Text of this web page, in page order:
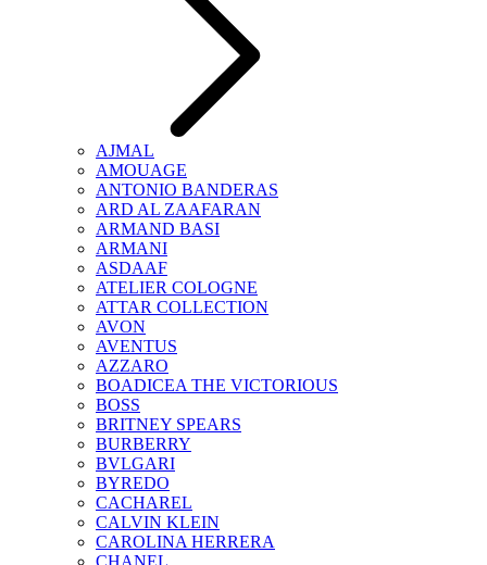
AJMAL
AMOUAGE
ANTONIO BANDERAS
ARD AL ZAAFARAN
ARMAND BASI
ARMANI
ASDAAF
ATELIER COLOGNE
ATTAR COLLECTION
AVON
AVENTUS
AZZARO
BOADICEA THE VICTORIOUS
BOSS
BRITNEY SPEARS
BURBERRY
BVLGARI
BYREDO
CACHAREL
CALVIN KLEIN
CAROLINA HERRERA
CHANEL